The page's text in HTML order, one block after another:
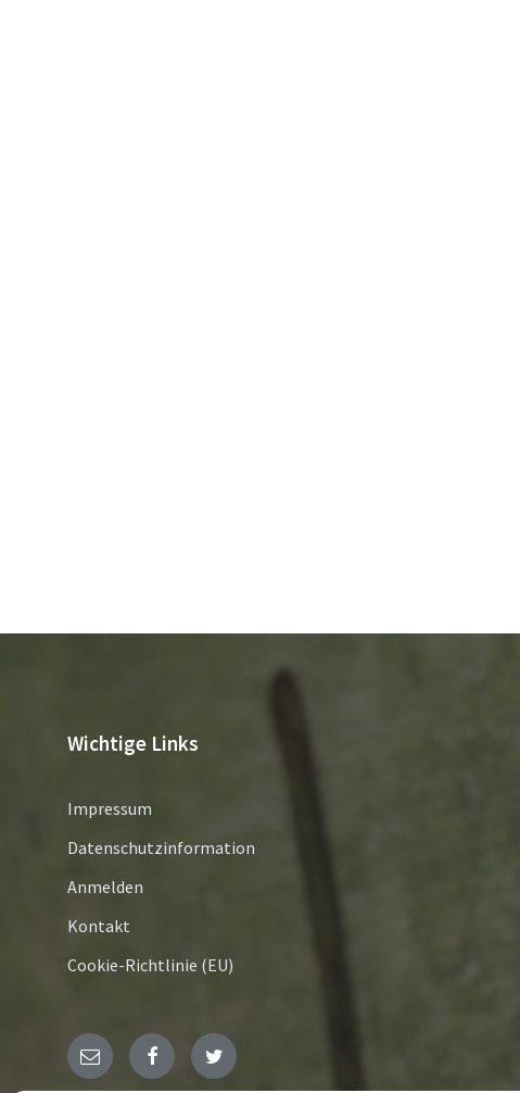
Wichtige Links
Impressum
Datenschutzinformation
Anmelden
Kontakt
Cookie-Richtlinie (EU)
E- FacebookTwitter